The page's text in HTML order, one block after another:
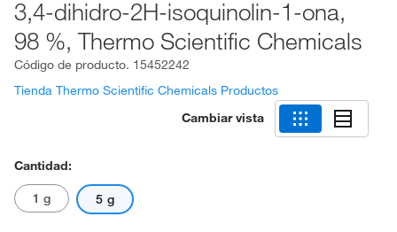
3,4-dihidro-2H-isoquinolin-1-ona,
98 %, Thermo Scientific Chemicals
Código de producto. 15452242
Tienda Thermo Scientific Chemicals Productos
Cambiar vista
Cantidad:
1 g 5 g